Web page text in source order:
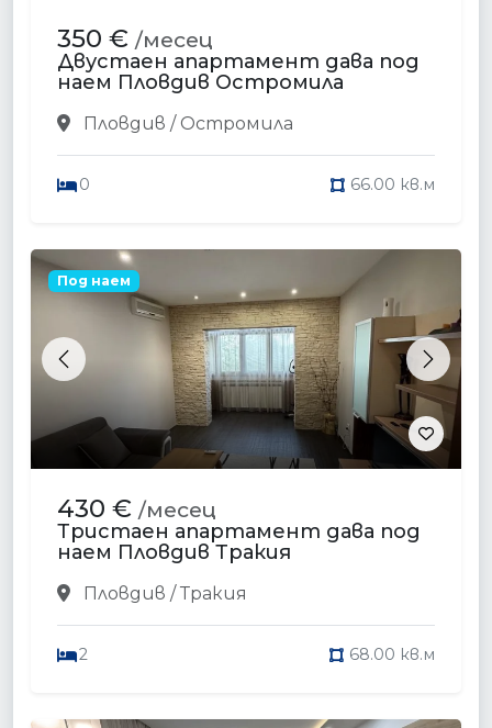
350 € /месец
Двустаен апартамент дава под
наем Пловдив Остромила
Пловдив / Остромила
0 66.00 кв.м
Previous Next
Под наем
430 € /месец
Тристаен апартамент дава под
наем Пловдив Тракия
Пловдив / Тракия
2 68.00 кв.м